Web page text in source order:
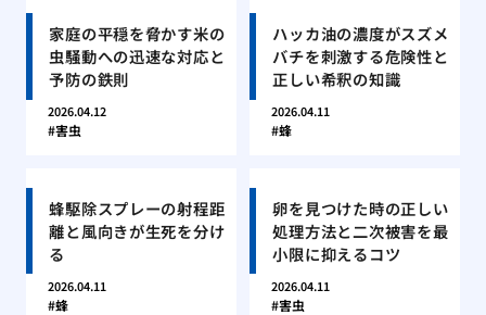
家庭の平穏を脅かす米の
虫騒動への迅速な対応と
予防の鉄則
2026.04.12
害虫
ハッカ油の濃度がスズメ
バチを刺激する危険性と
正しい希釈の知識
2026.04.11
蜂
蜂駆除スプレーの射程距
離と風向きが生死を分け
る
2026.04.11
蜂
卵を見つけた時の正しい
処理方法と二次被害を最
小限に抑えるコツ
2026.04.11
害虫